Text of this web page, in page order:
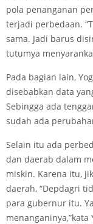
pola penanganan
terjadi perbedaan.
sama. Jadi barus
tutumya
Pada bagian lain,
disebabkan data
Sebingga ada
sudah ada
Selain itu ada
dan daerab dalam
miskin. Karena itu,
daerah, “Depdagri
para gubernur itu.